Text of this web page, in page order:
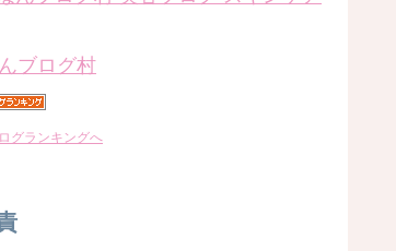
ブログ村
グランキングへ